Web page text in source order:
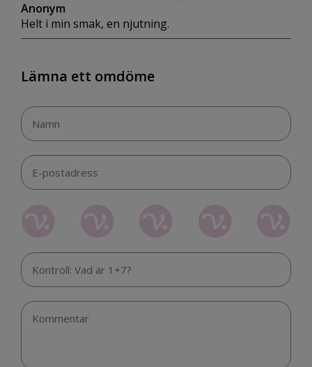
Anonym
Helt i min smak, en njutning.
Lämna ett omdöme